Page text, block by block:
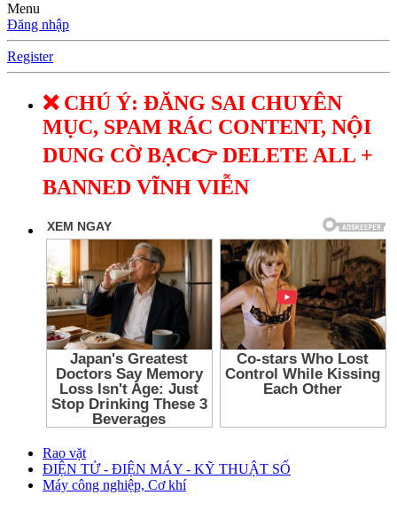
Menu
Đăng nhập
Register
❌ CHÚ Ý: ĐĂNG SAI CHUYÊN
MỤC, SPAM RÁC CONTENT, NỘI
DUNG CỜ BẠC👉 DELETE ALL +
BANNED VĨNH VIỄN
Rao vặt
ĐIỆN TỬ - ĐIỆN MÁY - KỸ THUẬT SỐ
Máy công nghiệp, Cơ khí